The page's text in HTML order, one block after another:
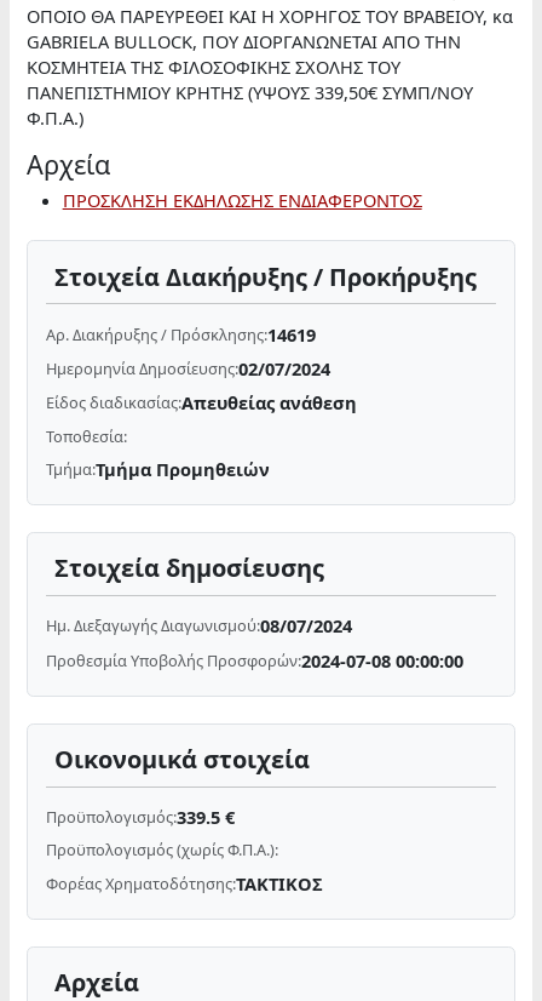
ΟΠΟΙΟ ΘΑ ΠΑΡΕΥΡΕΘΕΙ ΚΑΙ Η ΧΟΡΗΓΟΣ ΤΟΥ ΒΡΑΒΕΙΟΥ, κα
GABRIELA BULLOCK, ΠΟΥ ΔΙΟΡΓΑΝΩΝΕΤΑΙ ΑΠΟ ΤΗΝ
ΚΟΣΜΗΤΕΙΑ ΤΗΣ ΦΙΛΟΣΟΦΙΚΗΣ ΣΧΟΛΗΣ ΤΟΥ
ΠΑΝΕΠΙΣΤΗΜΙΟΥ ΚΡΗΤΗΣ (ΥΨΟΥΣ 339,50€ ΣΥΜΠ/ΝΟΥ
Φ.Π.Α.)
Αρχεία
ΠΡΟΣΚΛΗΣΗ ΕΚΔΗΛΩΣΗΣ ΕΝΔΙΑΦΕΡΟΝΤΟΣ
Στοιχεία Διακήρυξης / Προκήρυξης
Αρ. Διακήρυξης / Πρόσκλησης:14619
Ημερομηνία Δημοσίευσης:02/07/2024
Είδος διαδικασίας:Απευθείας ανάθεση
Τοποθεσία:
Τμήμα:Τμήμα Προμηθειών
Στοιχεία δημοσίευσης
Ημ. Διεξαγωγής Διαγωνισμού:08/07/2024
Προθεσμία Υποβολής Προσφορών:2024-07-08 00:00:00
Οικονομικά στοιχεία
Προϋπολογισμός:339.5 €
Προϋπολογισμός (χωρίς Φ.Π.Α.):
Φορέας Χρηματοδότησης:ΤΑΚΤΙΚΟΣ
Αρχεία